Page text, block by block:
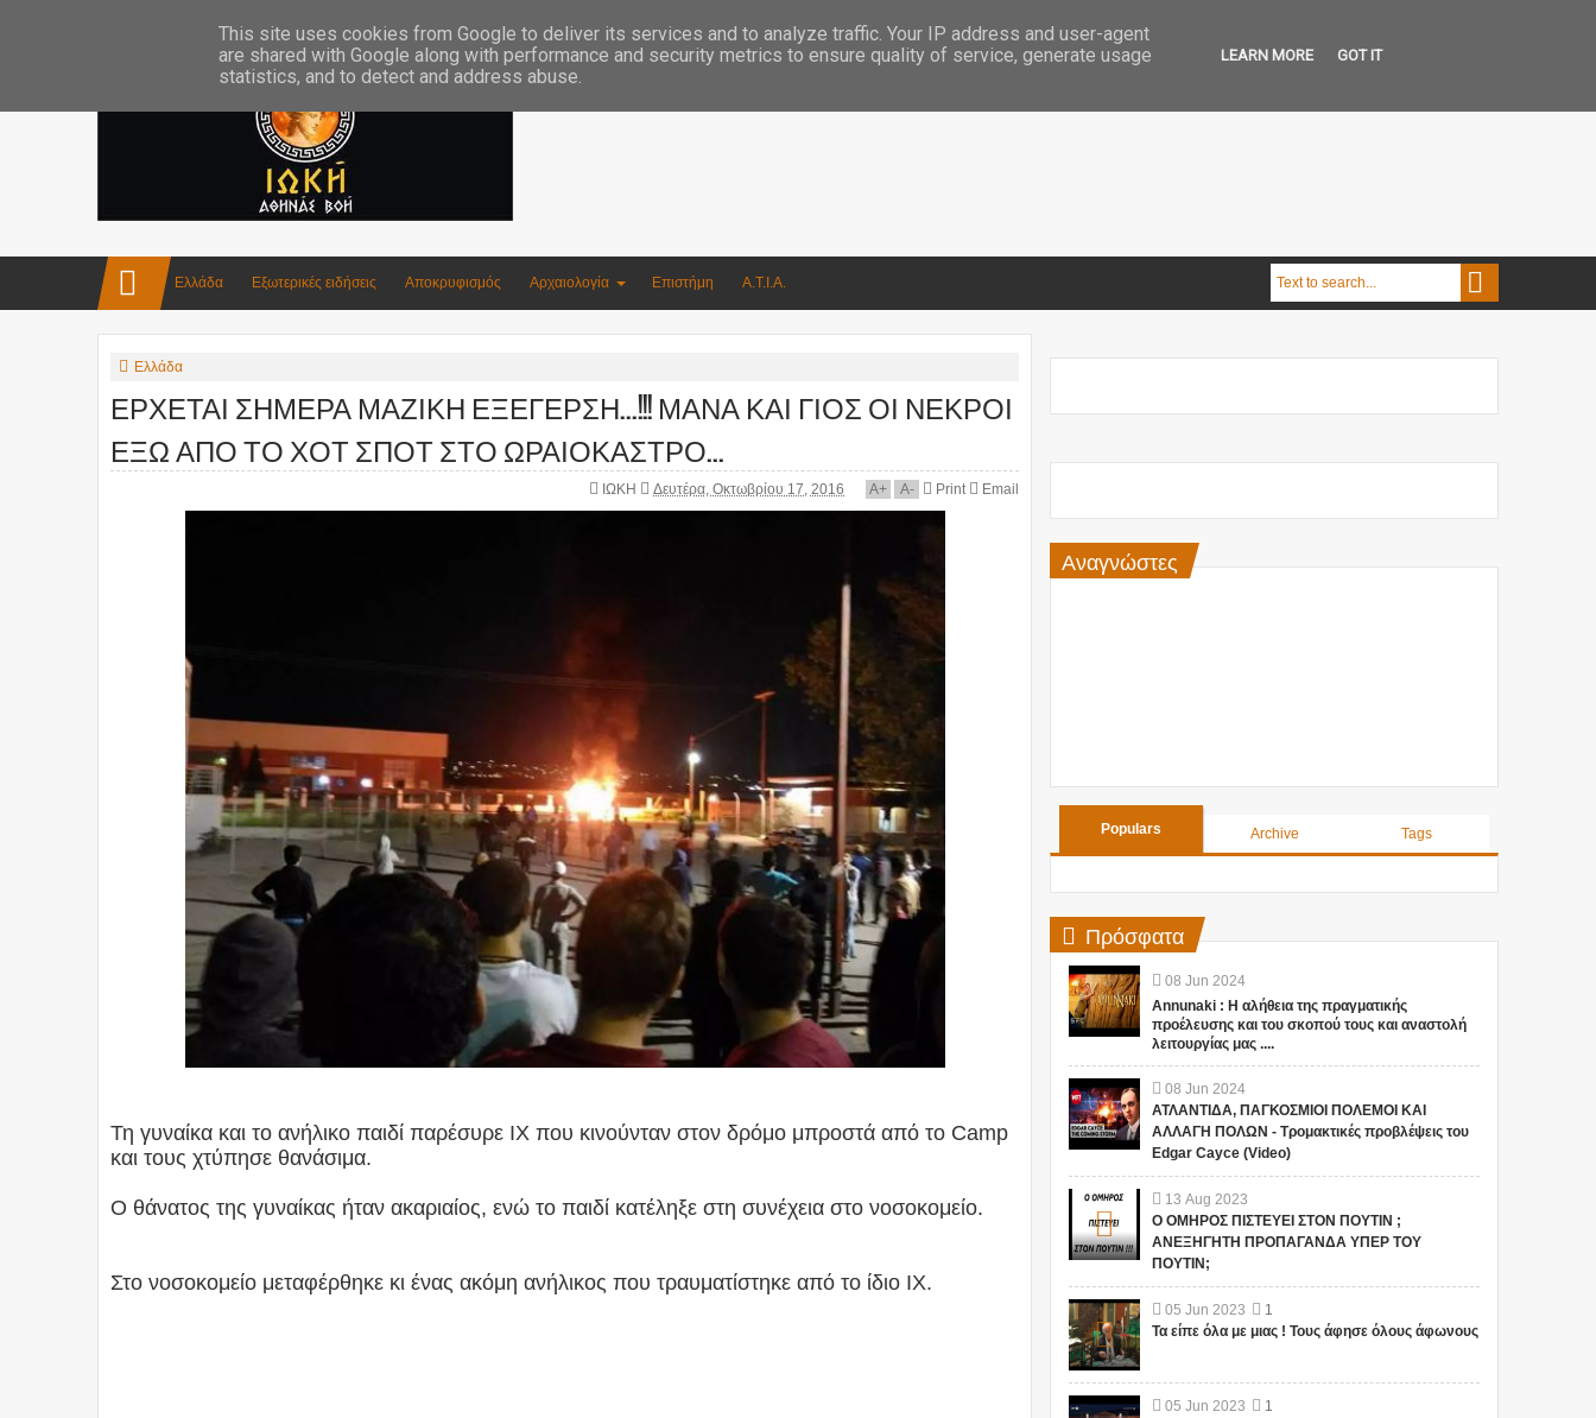
Ελλάδα Εξωτερικές ειδήσεις Αποκρυφισμός Αρχαιολογία Επιστήμη Α.Τ.Ι.Α.
Ελλάδα
ΕΡΧΕΤΑΙ ΣΗΜΕΡΑ ΜΑΖΙΚΗ ΕΞΕΓΕΡΣΗ...!!! ΜΑΝΑ ΚΑΙ ΓΙΟΣ ΟΙ ΝΕΚΡΟΙ
ΕΞΩ ΑΠΟ ΤΟ ΧΟΤ ΣΠΟΤ ΣΤΟ ΩΡΑΙΟΚΑΣΤΡΟ...
ΙΩΚΗ Δευτέρα, Οκτωβρίου 17, 2016 A+ A- Print Email
Τη γυναίκα και το ανήλικο παιδί παρέσυρε ΙΧ που κινούνταν στον δρόμο μπροστά από το Camp
και τους χτύπησε θανάσιμα.
Ο θάνατος της γυναίκας ήταν ακαριαίος, ενώ το παιδί κατέληξε στη συνέχεια στο νοσοκομείο.
Στο νοσοκομείο μεταφέρθηκε κι ένας ακόμη ανήλικος που τραυματίστηκε από το ίδιο ΙΧ.
Αναγνώστες
Populars Archive Tags
Πρόσφατα
08 Jun 2024
Annunaki : Η αλήθεια της πραγματικής
προέλευσης και του σκοπού τους και αναστολή
λειτουργίας μας ....
08 Jun 2024
ΑΤΛΑΝΤΙΔΑ, ΠΑΓΚΟΣΜΙΟΙ ΠΟΛΕΜΟΙ ΚΑΙ
ΑΛΛΑΓΗ ΠΟΛΩΝ - Τρομακτικές προβλέψεις του
Edgar Cayce (Video)
13 Aug 2023
Ο ΟΜΗΡΟΣ ΠΙΣΤΕΥΕΙ ΣΤΟΝ ΠΟΥΤΙΝ ;
ΑΝΕΞΗΓΗΤΗ ΠΡΟΠΑΓΑΝΔΑ ΥΠΕΡ ΤΟΥ
ΠΟΥΤΙΝ;
05 Jun 2023
1
Τα είπε όλα με μιας ! Τους άφησε όλους άφωνους
05 Jun 2023
1
This site uses cookies from Google to deliver its services and to analyze traffic. Your IP address and user-agent
are shared with Google along with performance and security metrics to ensure quality of service, generate usage
statistics, and to detect and address abuse.
LEARN MORE GOT IT